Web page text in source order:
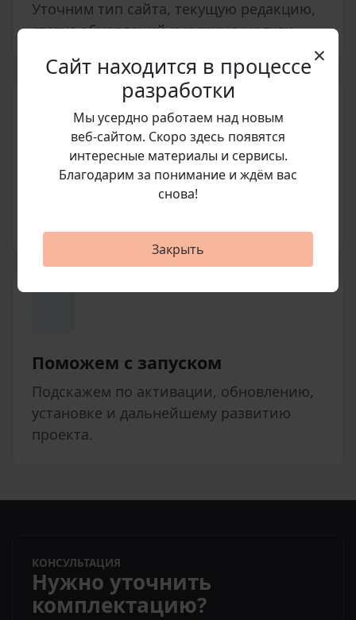
Уточним тип сайта, текущую редакцию,
статус обновлений и нужные модули.
Подготовим счет
Согласуем позицию, стоимость и
Поможем с запуском
Подскажем по активации, обновлению,
установке и дальнейшему развитию
проекта.
КОНСУЛЬТАЦИЯ
Нужно уточнить
комплектацию?
×
Сайт находится в процессе
разработки
Мы усердно работаем над новым
веб‑сайтом. Скоро здесь появятся
интересные материалы и сервисы.
Благодарим за понимание и ждём вас
снова!
Закрыть